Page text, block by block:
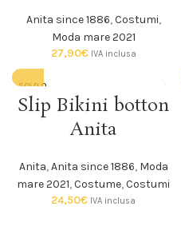
Anita since 1886,Costumi,
Moda mare 2021
27,90€ IVA inclusa
SOLD O
UT
Slip Bikini botton
Anita
Anita,Anita since 1886, Moda
mare 2021,Costume,Costumi
24,50€ IVA inclusa